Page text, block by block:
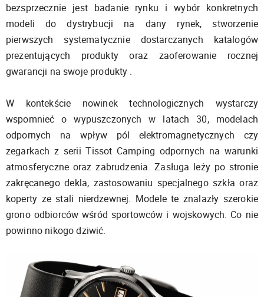
bezsprzecznie jest badanie rynku i wybór konkretnych
modeli do dystrybucji na dany rynek, stworzenie
pierwszych systematycznie dostarczanych katalogów
prezentujących produkty oraz zaoferowanie rocznej
gwarancji na swoje produkty .
W kontekście nowinek technologicznych wystarczy
wspomnieć o wypuszczonych w latach 30, modelach
odpornych na wpływ pól elektromagnetycznych czy
zegarkach z serii Tissot Camping odpornych na warunki
atmosferyczne oraz zabrudzenia. Zasługa leży po stronie
zakręcanego dekla, zastosowaniu specjalnego szkła oraz
koperty ze stali nierdzewnej. Modele te znalazły szerokie
grono odbiorców wśród sportowców i wojskowych. Co nie
powinno nikogo dziwić.